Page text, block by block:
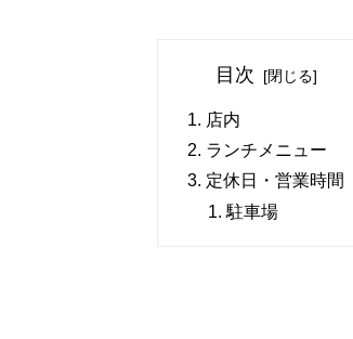
目次
店内
ランチメニュー
定休日・営業時間
駐車場